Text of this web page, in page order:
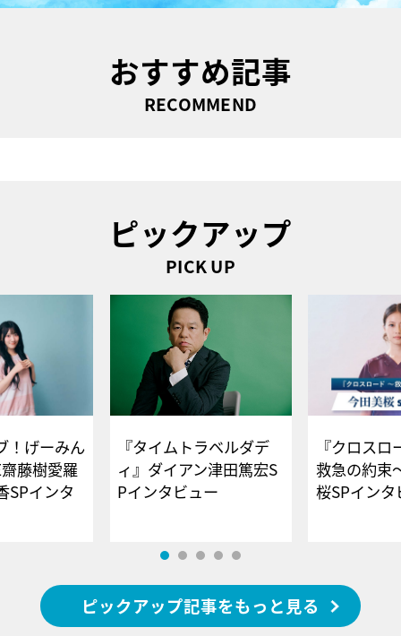
おすすめ記事
RECOMMEND
ピックアップ
PICK UP
！げーみん
藤樹愛羅
SPインタ
『タイムトラベルダデ
ィ』ダイアン津田篤宏S
Pインタビュー
『クロス
救急の約束
桜SPイ
ピックアップ記事をもっと見る